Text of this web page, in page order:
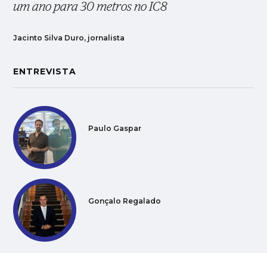
um ano para 30 metros no IC8
Jacinto Silva Duro, jornalista
ENTREVISTA
Paulo Gaspar
Gonçalo Regalado